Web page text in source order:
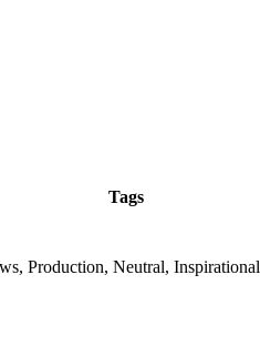
Tags
Production, Neutral, Inspirational